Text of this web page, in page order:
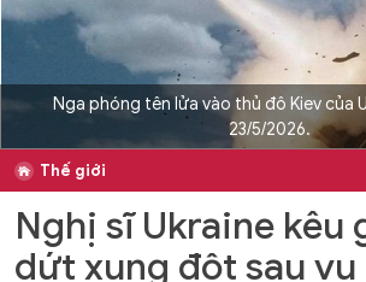
Nga phóng tên lửa vào thủ đô Kiev của
23/5/2026.
Thế giới
Nghị sĩ Ukraine kêu
dứt xung đột sau